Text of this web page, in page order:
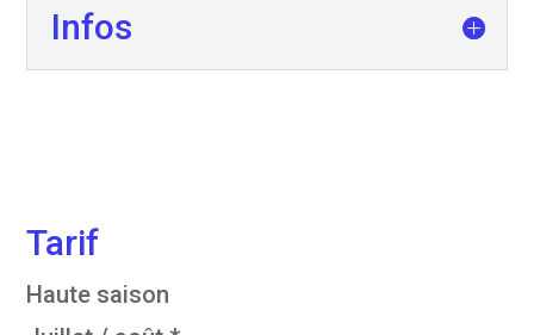
Infos
Tarif
Haute saison